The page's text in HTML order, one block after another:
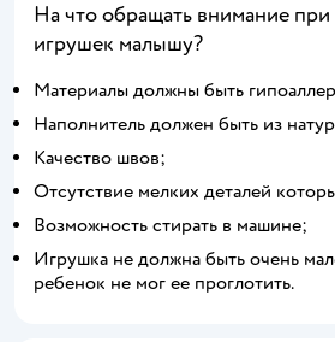
На что обращать внимание
игрушек малышу?
Материалы должны быть
Наполнитель должен быть из
Качество швов;
Отсутствие мелких деталей
Возможность стирать в машине;
Игрушка не должна быть очень
ребенок не мог ее проглотить.